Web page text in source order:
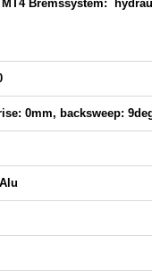
MT4 Bremssystem:
0mm, backsweep:
Alu